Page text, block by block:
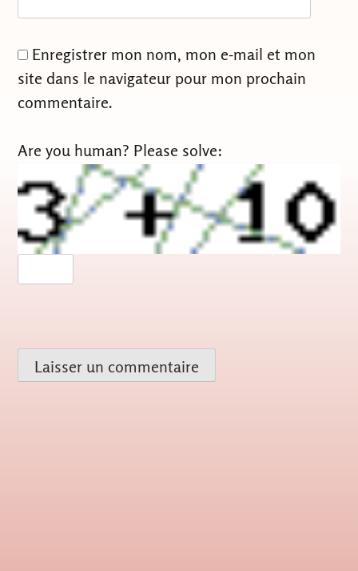
Enregistrer mon nom, mon e-mail et mon
site dans le navigateur pour mon prochain
commentaire.
Are you human? Please solve: